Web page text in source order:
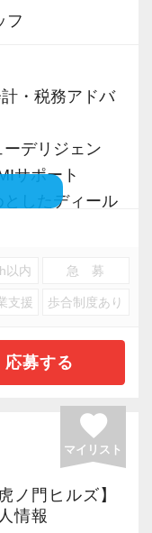
フ
・税務アドバ
ーデリジェン
サポート
としたディール
録が必要で
以内 急 募
支援 歩合制度あり
応募する
favorite
マイリスト
ノ門ヒルズ】
情報